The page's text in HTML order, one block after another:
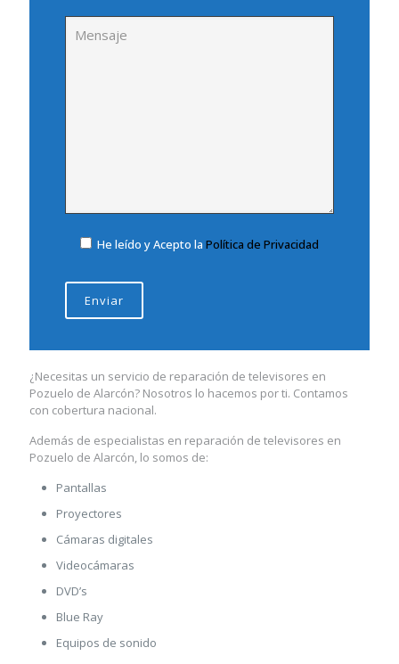
He leído y Acepto la Política de Privacidad
¿Necesitas un servicio de reparación de televisores en
Pozuelo de Alarcón? Nosotros lo hacemos por ti. Contamos
con cobertura nacional.
Además de especialistas en reparación de televisores en
Pozuelo de Alarcón, lo somos de:
Pantallas
Proyectores
Cámaras digitales
Videocámaras
DVD’s
Blue Ray
Equipos de sonido